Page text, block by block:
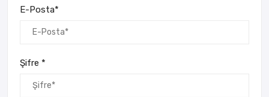
E-Posta*
Şifre *